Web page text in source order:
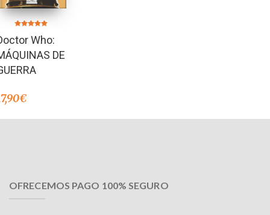
5.00
de 5
Who:
DE
€
OFRECEMOS PAGO 100% SEGURO